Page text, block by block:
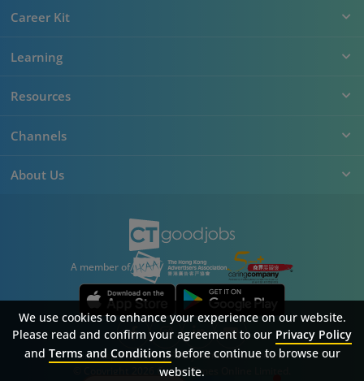
Career Kit
Learning
Resources
Channels
About Us
A member of
© Copyright 2026 Career Times Online Limited.
SitemapFAQPrivacy PolicyTerms & Conditions
We use cookies to enhance your experience on our website.
Please read and confirm your agreement to our Privacy Policy
and Terms and Conditionsbefore continue to browse our
website.